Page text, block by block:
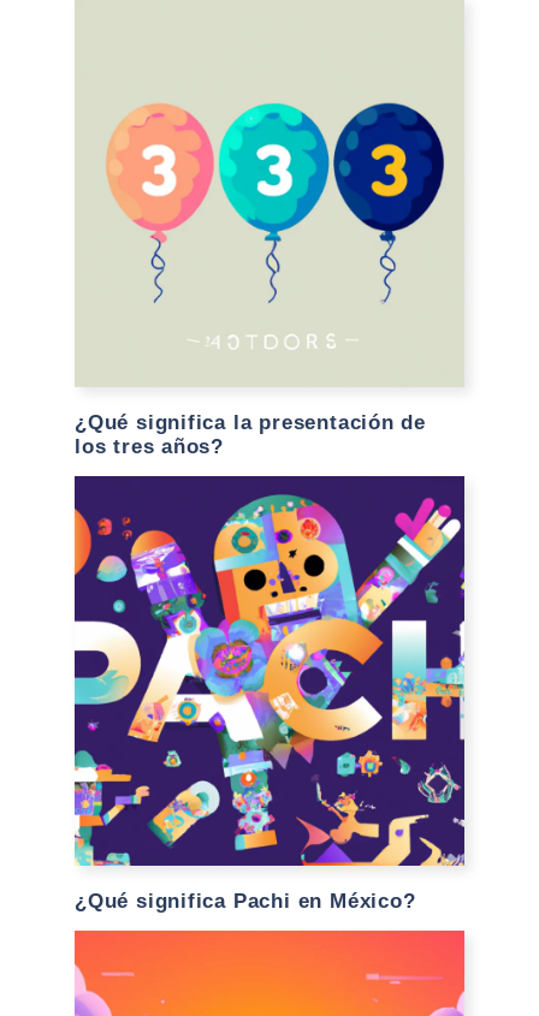
¿Qué significa la presentación de
los tres años?
¿Qué significa Pachi en México?